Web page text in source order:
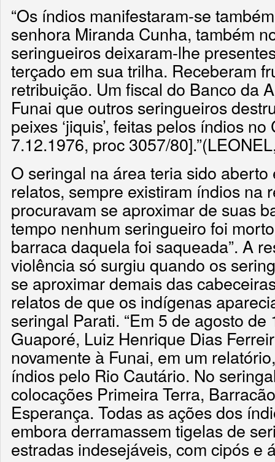
“Os índios manifestaram-se
senhora Miranda Cunha, também
seringueiros deixaram-lhe
terçado em sua trilha. Receberam
retribuição. Um fiscal do Banco da
Funai que outros seringueiros
peixes ‘jiquis’, feitas pelos índios
7.12.1976, proc 3057/
O seringal na área teria sido
relatos, sempre existiram índios na
procuravam se aproximar de suas
tempo nenhum seringueiro foi
barraca daquela foi saqueada”. A
violência só surgiu quando os
se aproximar demais das
relatos de que os indígenas
seringal Parati. “Em 5 de agosto
Guaporé, Luiz Henrique Dias
novamente à Funai, em um
índios pelo Rio Cautário. No
colocações Primeira Terra,
Esperança. Todas as ações dos
embora derramassem tigelas de
estradas indesejáveis, com cipós e